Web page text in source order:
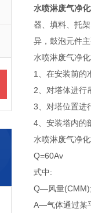
水喷淋废气净
器、填料、托
异，鼓泡元件
水喷淋废气净
1、在安装前的
2、对塔体进行
3、对塔位置进
4、安装塔内的
水喷淋废气净
Q=60Av
式中:
Q—风量
A—气体通过某